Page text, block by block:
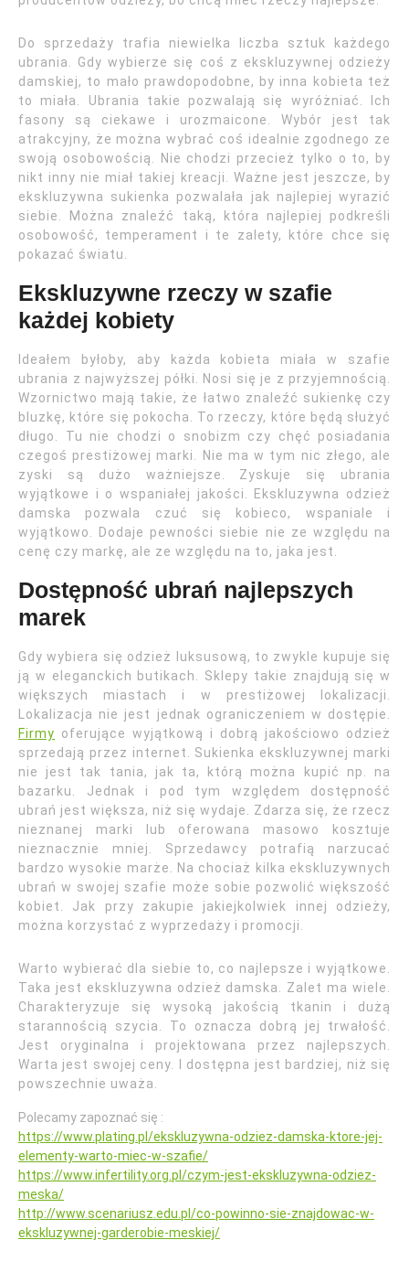
Do sprzedaży trafia niewielka liczba sztuk każdego
ubrania. Gdy wybierze się coś z ekskluzywnej odzieży
damskiej, to mało prawdopodobne, by inna kobieta też
to miała. Ubrania takie pozwalają się wyróżniać. Ich
fasony są ciekawe i urozmaicone. Wybór jest tak
atrakcyjny, że można wybrać coś idealnie zgodnego ze
swoją osobowością. Nie chodzi przecież tylko o to, by
nikt inny nie miał takiej kreacji. Ważne jest jeszcze, by
ekskluzywna sukienka pozwalała jak najlepiej wyrazić
siebie. Można znaleźć taką, która najlepiej podkreśli
osobowość, temperament i te zalety, które chce się
pokazać światu.
Ekskluzywne rzeczy w szafie
każdej kobiety
Ideałem byłoby, aby każda kobieta miała w szafie
ubrania z najwyższej półki. Nosi się je z przyjemnością.
Wzornictwo mają takie, że łatwo znaleźć sukienkę czy
bluzkę, które się pokocha. To rzeczy, które będą służyć
długo. Tu nie chodzi o snobizm czy chęć posiadania
czegoś prestiżowej marki. Nie ma w tym nic złego, ale
zyski są dużo ważniejsze. Zyskuje się ubrania
wyjątkowe i o wspaniałej jakości. Ekskluzywna odzież
damska pozwala czuć się kobieco, wspaniale i
wyjątkowo. Dodaje pewności siebie nie ze względu na
cenę czy markę, ale ze względu na to, jaka jest.
Dostępność ubrań najlepszych
marek
Gdy wybiera się odzież luksusową, to zwykle kupuje się
ją w eleganckich butikach. Sklepy takie znajdują się w
większych miastach i w prestiżowej lokalizacji.
Lokalizacja nie jest jednak ograniczeniem w dostępie.
Firmy oferujące wyjątkową i dobrą jakościowo odzież
sprzedają przez internet. Sukienka ekskluzywnej marki
nie jest tak tania, jak ta, którą można kupić np. na
bazarku. Jednak i pod tym względem dostępność
ubrań jest większa, niż się wydaje. Zdarza się, że rzecz
nieznanej marki lub oferowana masowo kosztuje
nieznacznie mniej. Sprzedawcy potrafią narzucać
bardzo wysokie marże. Na chociaż kilka ekskluzywnych
ubrań w swojej szafie może sobie pozwolić większość
kobiet. Jak przy zakupie jakiejkolwiek innej odzieży,
można korzystać z wyprzedaży i promocji.
Warto wybierać dla siebie to, co najlepsze i wyjątkowe.
Taka jest ekskluzywna odzież damska. Zalet ma wiele.
Charakteryzuje się wysoką jakością tkanin i dużą
starannością szycia. To oznacza dobrą jej trwałość.
Jest oryginalna i projektowana przez najlepszych.
Warta jest swojej ceny. I dostępna jest bardziej, niż się
powszechnie uważa.
Polecamy zapoznać się :
https://www.plating.pl/ekskluzywna-odziez-damska-ktore-jej-
elementy-warto-miec-w-szafie/
https://www.infertility.org.pl/czym-jest-ekskluzywna-odziez-
meska/
http://www.scenariusz.edu.pl/co-powinno-sie-znajdowac-w-
ekskluzywnej-garderobie-meskiej/